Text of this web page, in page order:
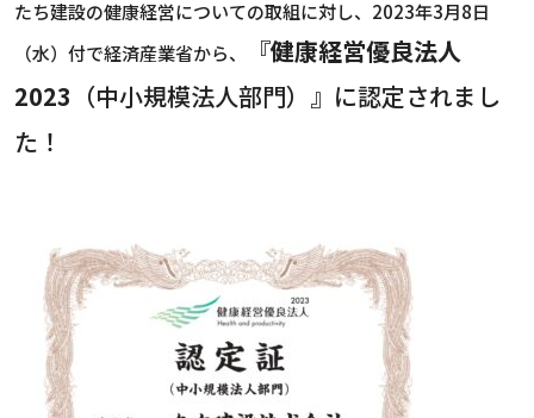
たち建設の健康経営についての取組に対し、2023年3月8日
（水）付で経済産業省から、
『健康経営優良法人
2023 （中小規模法人部門）』に認定されまし
た！